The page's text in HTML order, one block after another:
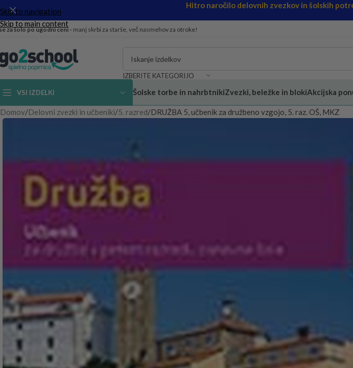
Skip to navigation
Skip to main content
Hitro naročilo delovnih zvezkov in šolskih
za šolo po ugodni ceni - manj skrbi za starše, več nasmehov za otroke!
IZBERITE KATEGORIJO
VSI IZDELKI Šolske torbe in nahrbtnikiZvezki, beležke in blokiAkcijska
Domov Delovni zvezki in učbeniki 5. razred DRUŽBA 5, učbenik za družbeno vzgojo, 5. raz. OŠ, MKZ